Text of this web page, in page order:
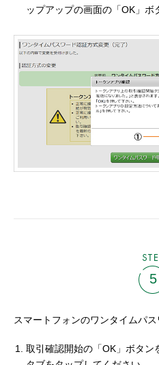
ップアップの画面の「OK」ボ
5
スマートフォンのワンタイムパ
取引確認開始の「OK」ボタン